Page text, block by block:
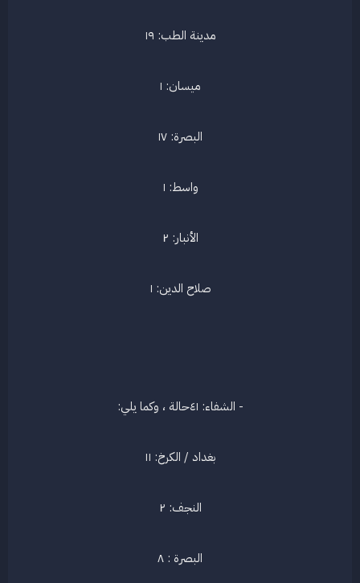
مدينة الطب: ١٩​
ميسان: ١​
البصرة: ١٧​
واسط: ١​
الأنبار: ٢​
صلاح الدين: ١​
- الشفاء: ٤١حالة ، وكما يلي:​
بغداد / الكرخ: ١١​
النجف: ٢​
البصرة : ٨​